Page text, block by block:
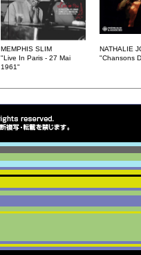
MEMPHIS SLIM
"Live In Paris - 27 Mai
1961"
NATHALIE
"Chansons